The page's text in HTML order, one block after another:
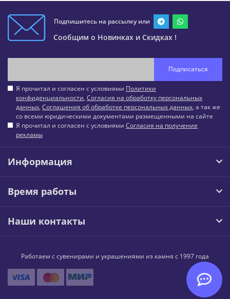
Подпишитесь на рассылку или
Сообщим о Новинках и Скидках !
Подписаться
Я прочитал и согласен с условиями Политики
конфиденциальности, Согласия на обработку персональных
данных, Соглашения об обработке персональных данных, а так же
со всеми юридическими документами размещенными на сайте
Я прочитал и согласен с условиями Согласия на получение
рекламы
Информация
Время работы
Наши контакты
Работаем с сувенирами и украшениями из камня с 1997 года